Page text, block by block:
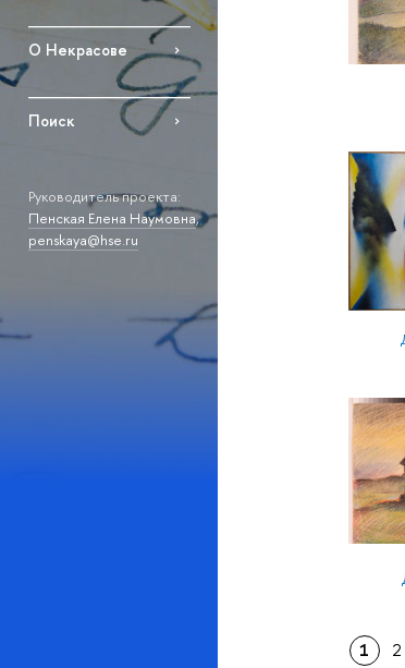
О Некрасове
Поиск
Руководитель проекта:
Пенская Елена Наумовна,
penskaya@hse.ru
1 2